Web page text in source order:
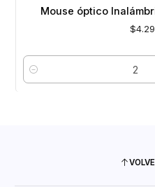
Mouse óptico
Cantidad